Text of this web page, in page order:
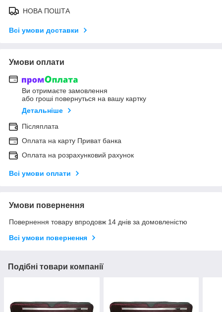
НОВА ПОШТА
Всі умови доставки
Умови оплати
Ви отримаєте замовлення
або гроші повернуться на вашу картку
Детальніше
Післяплата
Оплата на карту Приват банка
Оплата на розрахунковий рахунок
Всі умови оплати
Умови повернення
Повернення товару впродовж 14 днів за домовленістю
Всі умови повернення
Подібні товари компанії